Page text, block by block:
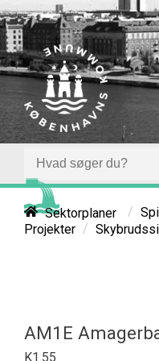
Sektorplaner /
Projekter /
AM1E
K1.55